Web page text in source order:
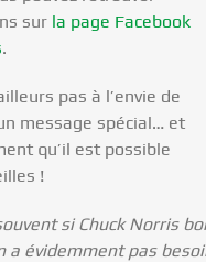
sur la page Facebook
.
pas à l’envie de
message spécial… et
qu’il est possible
!
si Chuck Norris
a évidemment pas